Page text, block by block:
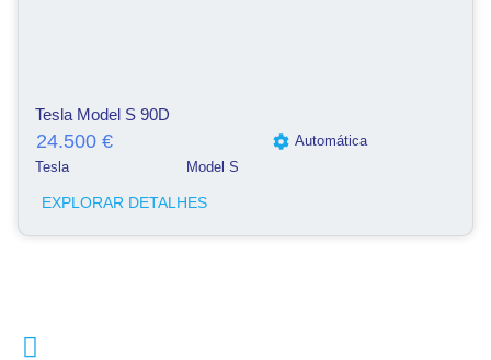
Tesla Model S 90D
24.500 €
Automática
Tesla
Model S
EXPLORAR DETALHES